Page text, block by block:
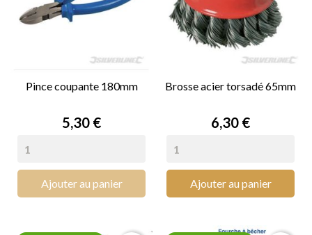
Pince coupante 180mm
Prix
5,30 €
Ajouter au panier
Brosse acier torsadé 65mm
Prix
6,30 €
Ajouter au panier